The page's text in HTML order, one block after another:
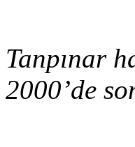
Tanpınar
2000’de